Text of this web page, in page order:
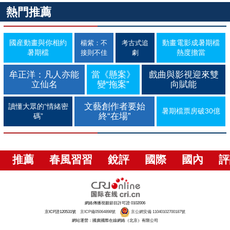
熱門推薦
國産動畫與你相約
暑期檔
楊紫：不
接則不佳
考古式追
劇
動畫電影成暑期檔
熱度擔當
牟正洋：凡人亦能
立仙名
當《懸案》
變“拖案”
戲曲與影視迎來雙
向賦能
讀懂大眾的“情緒密
碼”
文藝創作者要始
終“在場”
暑期檔票房破30億
推薦 春風習習 銳評 國際 國內
網絡傳播視聽節目許可證 0102006
京ICP證120531號 京ICP備05064898號
京公網安備 11040102700187號
網站運營：國廣國際在線網絡（北京）有限公司